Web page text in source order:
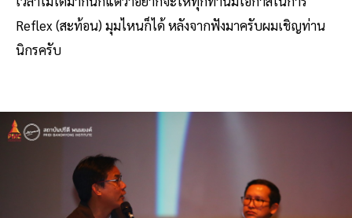
Reflex (สะท้อน) มุมไหนก็ได้ หลังจากฟังมาครับผมเชิญท่าน
นิกรครับ